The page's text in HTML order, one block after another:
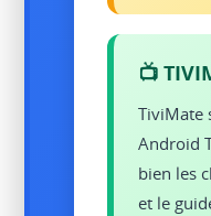
📺
TiviMate
Android
bien les
et le